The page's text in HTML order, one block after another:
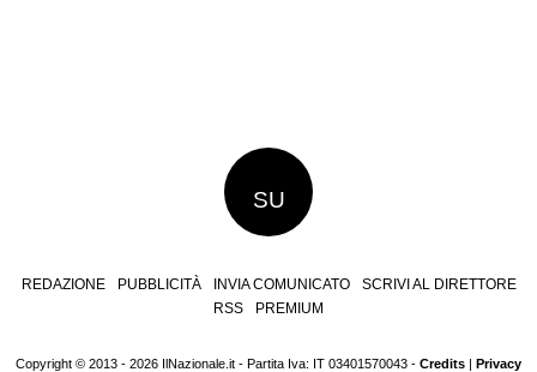
SU
REDAZIONE PUBBLICITÀ INVIA COMUNICATO
SCRIVI AL DIRETTORE
RSS
PREMIUM
Copyright © 2013 - 2026 IlNazionale.it - Partita Iva: IT 03401570043 - Credits | Privacy